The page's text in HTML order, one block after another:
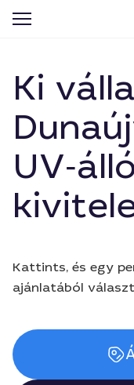
Ki
Kattints, és egy
ajánlatából